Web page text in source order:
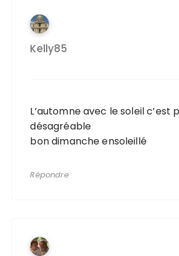
Kelly85
L’automne avec le soleil c’est
désagréable
bon dimanche ensoleillé
Répondre